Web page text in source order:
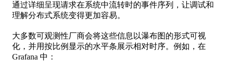
通过详细呈现请求在系统中流转时的事件序列，让调试和
理解分布式系统变得更加容易。
大多数可观测性厂商会将这些信息以瀑布图的形式可视
化，并用按比例显示的水平条展示相对时序。例如，在
Grafana 中：